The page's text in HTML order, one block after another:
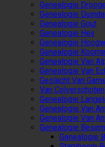
Genealogie
Genealogie
Genealogie Gout
Genealogie Heij
Genealogie
Genealogie
Genealogie Van
Genealogie Van
Geslacht Van
Van Colverschoten
Genealogie
Genealogie Van
Genealogie Van
Genealogie
Genealogie